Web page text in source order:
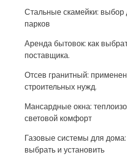
Стальные скамейки: выбор
парков
Аренда бытовок: как
поставщика.
Отсев гранитный:
строительных нужд.
Мансардные окна:
световой комфорт
Газовые системы для
выбрать и установить